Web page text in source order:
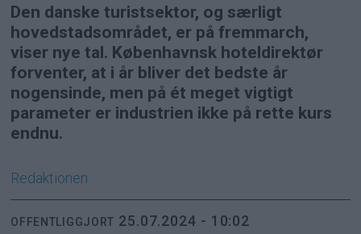
Den danske turistsektor, og særligt
hovedstadsområdet, er på fremmarch,
viser nye tal. Københavnsk hoteldirektør
forventer, at i år bliver det bedste år
nogensinde, men på ét meget vigtigt
parameter er industrien ikke på rette kurs
endnu.
Redaktionen
OFFENTLIGGJORT 25.07.2024 - 10:02